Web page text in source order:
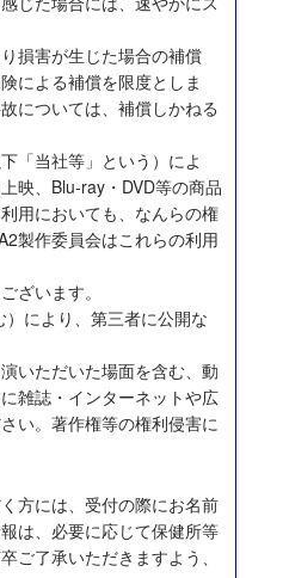
損害が生じた場合の補償
による補償を限度としま
については、補償しかねる
「当社等」という）によ
映、Blu-ray・DVD等の商品
用においても、なんらの権
製作委員会はこれらの利用
ざいます。
により、第三者に公開な
いただいた場面を含む、動
雑誌・インターネットや広
い。著作権等の権利侵害に
方には、受付の際にお名前
は、必要に応じて保健所等
ご了承いただきますよう、